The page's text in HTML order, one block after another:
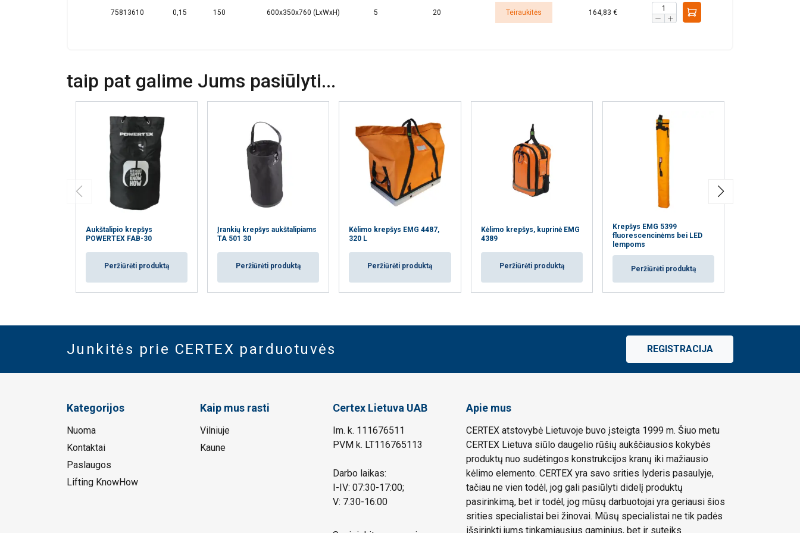
75813610 0,15 150 600x350x760 (LxWxH) 5 20 Teiraukitės 164,83 €
taip pat galime Jums pasiūlyti...
Aukštalipio krepšys
POWERTEX FAB-30
Peržiūrėti produktą
Įrankių krepšys aukštalipiams
TA 501 30
Peržiūrėti produktą
Kėlimo krepšys EMG 4487,
320 L
Peržiūrėti produktą
Kėlimo krepšys, kuprinė EMG
4389
Peržiūrėti produktą
Krepšys EMG 5399
fluorescencinėms bei LED
lempoms
Peržiūrėti produktą
Junkitės prie CERTEX parduotuvės REGISTRACIJA
Kategorijos
Nuoma
Kontaktai
Paslaugos
Lifting KnowHow
Kaip mus rasti
Vilniuje
Kaune
Certex Lietuva UAB
Im. k. 111676511
PVM k. LT116765113
Darbo laikas:
I-IV: 07:30-17:00;
V: 7.30-16:00
Apie mus
CERTEX atstovybė Lietuvoje buvo įsteigta 1999 m. Šiuo metu
CERTEX Lietuva siūlo daugelio rūšių aukščiausios kokybės
produktų nuo sudėtingos konstrukcijos kranų iki mažiausio
kėlimo elemento. CERTEX yra savo srities lyderis pasaulyje,
tačiau ne vien todėl, jog gali pasiūlyti didelį produktų
pasirinkimą, bet ir todėl, jog mūsų darbuotojai yra geriausi šios
srities specialistai bei žinovai. Mūsų specialistai ne tik padės
išsirinkti jums tinkamiausius gaminius, bet ir suteiks
paslaugomis.
Privatumo politika
AŠ NESUTINKU